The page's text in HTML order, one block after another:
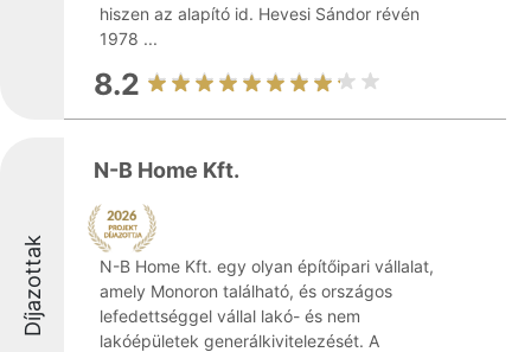
hiszen az alapító id. Hevesi Sándor révén
1978 ...
8.2
Díjazottak
N-B Home Kft.
N-B Home Kft. egy olyan építőipari vállalat,
amely Monoron található, és országos
lefedettséggel vállal lakó- és nem
lakóépületek generálkivitelezését. A